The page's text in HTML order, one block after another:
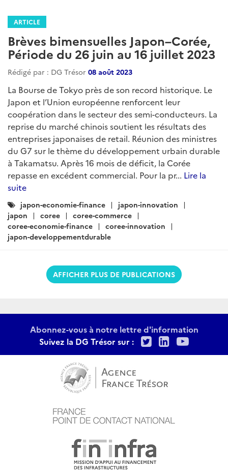
ARTICLE
Brèves bimensuelles Japon–Corée,
Période du 26 juin au 16 juillet 2023
Rédigé par : DG Trésor 08 août 2023
La Bourse de Tokyo près de son record historique. Le
Japon et l’Union européenne renforcent leur
coopération dans le secteur des semi-conducteurs. La
reprise du marché chinois soutient les résultats des
entreprises japonaises de retail. Réunion des ministres
du G7 sur le thème du développement urbain durable
à Takamatsu. Après 16 mois de déficit, la Corée
repasse en excédent commercial. Pour la pr... Lire la
suite
Catégories
:
japon-economie-finance
japon-innovation
japon
coree
coree-commerce
coree-economie-finance
coree-innovation
japon-developpementdurable
AFFICHER PLUS DE PUBLICATIONS
Abonnez-vous à notre lettre d'information
Suivez la DG Trésor sur :
TwitterLinkedIn